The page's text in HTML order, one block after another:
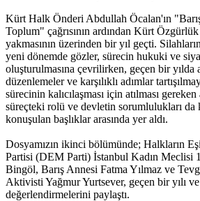
Kürt Halk Önderi Abdullah Öcalan'ın
Toplum" çağrısının ardından Kürt
yakmasının üzerinden bir yıl geçti.
yeni dönemde gözler, sürecin hukuki ve
oluşturulmasına çevrilirken, geçen bir yılda
düzenlemeler ve karşılıklı adımlar
sürecinin kalıcılaşması için atılması gereken
süreçteki rolü ve devletin sorumlulukları da
konuşulan başlıklar arasında yer aldı.
Dosyamızın ikinci bölümünde; Halkların
Partisi (DEM Parti) İstanbul Kadın Meclisi
Bingöl, Barış Annesi Fatma Yılmaz ve
Aktivisti Yağmur Yurtsever, geçen bir yılı
değerlendirmelerini paylaştı.